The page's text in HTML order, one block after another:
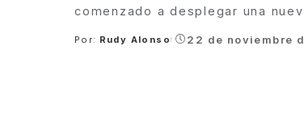
comenzado a desplegar una
Posted
Por: Rudy Alonso 22 de noviembre